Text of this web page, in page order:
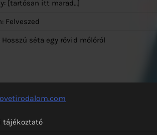
[tartósan itt marad…]
Felveszed
Hosszú séta egy rövid mólóról
tájékoztató